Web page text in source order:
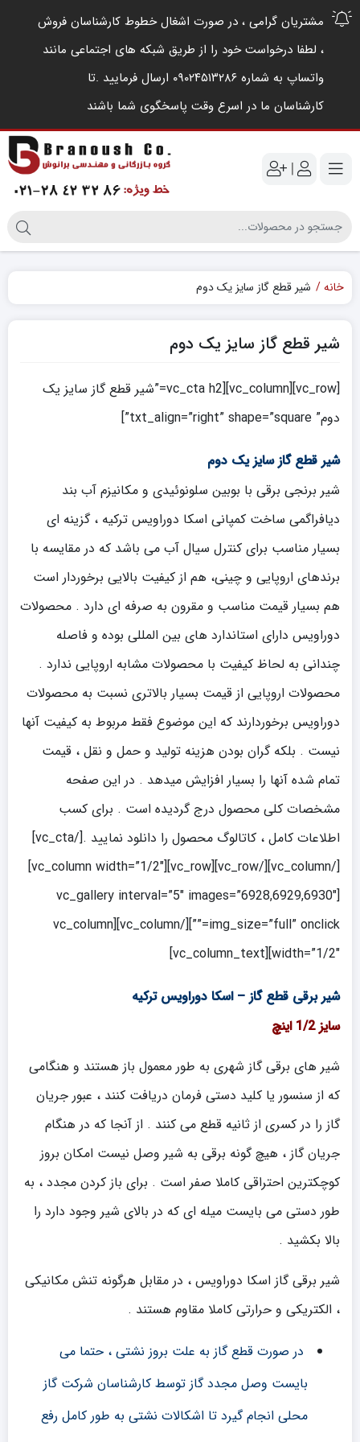
مشتریان گرامی ، در صورت اشغال خطوط کارشناسان فروش
، لطفا درخواست خود را از طریق شبکه های اجتماعی مانند
واتساپ به شماره ۰۹۰۲۴۵۱۳۲۸۶ ارسال فرمایید .‌تا
کارشناسان ما در اسرع وقت پاسخگوی شما باشند
|
خانه شیر قطع گاز سایز یک دوم
شیر قطع گاز سایز یک دوم
[vc_row][vc_column][vc_cta h2=”شیر قطع گاز سایز یک
دوم” txt_align=”right” shape=”square”]
شیر قطع گاز سایز یک دوم
شیر برنجی برقی با بوبین سلونوئیدی و مکانیزم آب بند
دیافراگمی ساخت کمپانی اسکا دوراویس ترکیه ، گزینه ای
بسیار مناسب برای کنترل سیال آب می باشد که در مقایسه با
برندهای اروپایی و چینی، هم از کیفیت بالایی برخوردار است
هم بسیار قیمت مناسب و مقرون به صرفه ای دارد . محصولات
دوراویس دارای استاندارد های بین المللی بوده و فاصله
چندانی به لحاظ کیفیت با محصولات مشابه اروپایی ندارد .
محصولات اروپایی از قیمت بسیار بالاتری نسبت به محصولات
دوراویس برخوردارند که این موضوع فقط مربوط به کیفیت آنها
نیست . بلکه گران بودن هزینه تولید و حمل و نقل ، قیمت
تمام شده آنها را بسیار افزایش میدهد . در این صفحه
مشخصات کلی محصول درج گردیده است . برای کسب
اطلاعات کامل ، کاتالوگ محصول را دانلود نمایید .[/vc_cta]
[/vc_column][/vc_row][vc_row][vc_column width=”1/2″]
[vc_gallery interval=”5″ images=”6928,6929,6930″
img_size=”full” onclick=””][/vc_column][vc_column
width=”1/2″][vc_column_text]
شیر برقی قطع گاز – اسکا دوراویس ترکیه
سایز 1/2 اینچ
شیر های برقی گاز شهری به طور معمول باز هستند و هنگامی
که از سنسور یا کلید دستی فرمان دریافت کنند ، عبور جریان
گاز را در کسری از ثانیه قطع می کنند . از آنجا که در هنگام
جریان گاز ، هیچ گونه برقی به شیر وصل نیست امکان بروز
کوچکترین احتراقی کاملا صفر است . برای باز کردن مجدد ، به
طور دستی می بایست میله ای که در بالای شیر وجود دارد را
بالا بکشید .
شیر برقی گاز اسکا دوراویس ، در مقابل هرگونه تنش مکانیکی
، الکتریکی و حرارتی کاملا مقاوم هستند .
در صورت قطع گاز به علت بروز نشتی ، حتما می
بایست وصل مجدد گاز توسط کارشناسان شرکت گاز
محلی انجام گیرد تا اشکالات نشتی به طور کامل رفع